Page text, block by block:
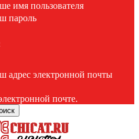
имя пользователя
пароль
адрес электронной почты
почте.